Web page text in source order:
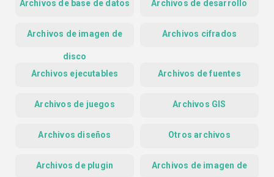
Archivos de base de datos Archivos de desarrollo
Archivos de imagen de
disco
Archivos cifrados
Archivos ejecutables Archivos de fuentes
Archivos de juegos Archivos GIS
Archivos diseños Otros archivos
Archivos de plugin Archivos de imagen de